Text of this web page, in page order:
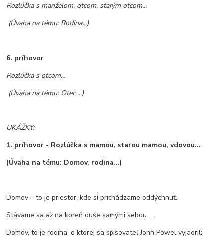
Rozlúčka s manželom, otcom, starým otcom...
(Úvaha na tému: Rodina...)
6. príhovor
Rozlúčka s otcom...
(Úvaha na tému: Otec ...)
UKÁŽKY:
1. príhovor - Rozlúčka s mamou, starou mamou, vdovou...
(Úvaha na tému: Domov, rodina...)
Domov – to je priestor, kde si prichádzame oddýchnuť.
Stávame sa až na koreň duše samými sebou......
Domov, to je rodina, o ktorej sa spisovateľ John Powel vyjadril: